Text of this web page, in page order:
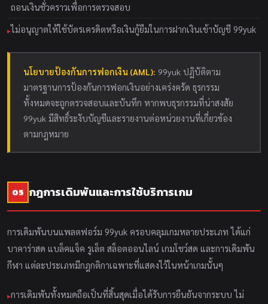
ถอนเงินชั่วคราวเพื่อการตรวจสอบ
ไม่อนุญาตให้ใช้บัตรเครดิตหรือเงินกู้ยืมในการฝากเงินเข้าบัญชี 99yuk
นโยบายป้องกันการฟอกเงิน (AML): 99yuk ปฏิบัติตาม
มาตรฐานการป้องกันการฟอกเงินอย่างเคร่งครัด ธุรกรรม
ทั้งหมดจะถูกตรวจสอบและบันทึก หากพบธุรกรรมที่น่าสงสัย
99yuk มีสิทธิ์ระงับบัญชีและรายงานต่อหน่วยงานที่เกี่ยวข้อง
ตามกฎหมาย
05 กฎการเดิมพันและการใช้บริการเกม
การเดิมพันบนแพลตฟอร์ม 99yuk ครอบคลุมเกมหลายประเภท ได้แก่
บาคาร่าสด แบล็คแจ็ค รูเล็ต สล็อตออนไลน์ เกมโชว์สด และการเดิมพัน
กีฬา แต่ละประเภทมีกฎกติกาเฉพาะที่แสดงไว้ในหน้าเกมนั้นๆ
การเดิมพันทั้งหมดถือเป็นที่สิ้นสุดเมื่อได้รับการยืนยันจากระบบ ไม่